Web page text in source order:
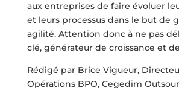
aux entreprises de faire évoluer
et leurs processus dans le but de
agilité. Attention donc à ne pas
clé, générateur de croissance et
Rédigé par Brice Vigueur,
Opérations BPO, Cegedim